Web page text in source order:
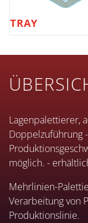
TRAY
Lagenpalettierer,
Doppelzuführung
möglich. -
Mehrlinien-
Verarbeitung von
Produktionslinie.